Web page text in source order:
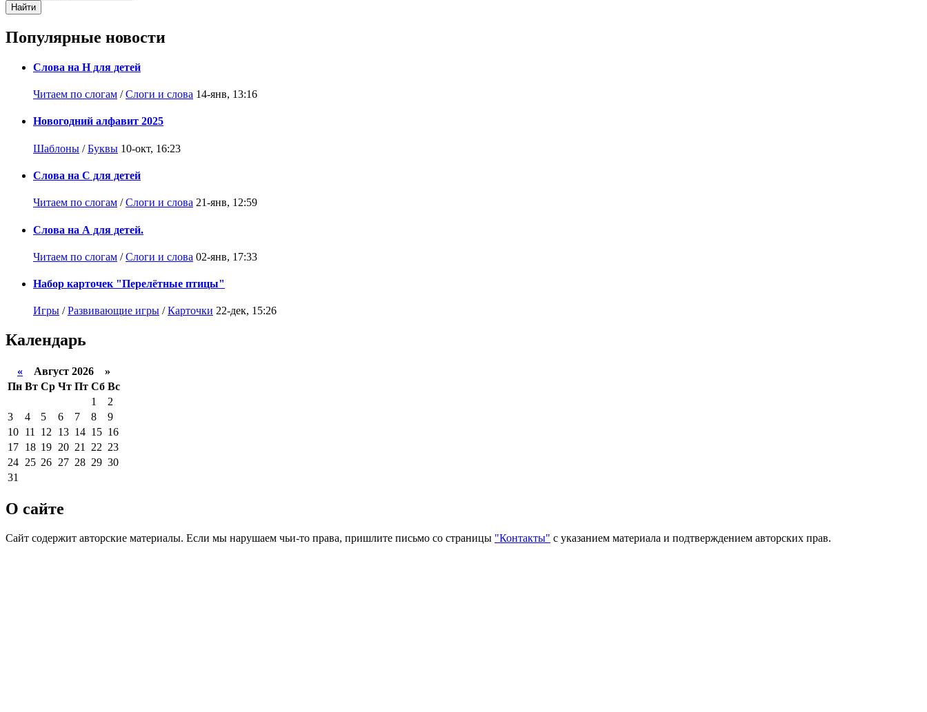
Найти
Популярные новости
Слова на Н для детей
Читаем по слогам /Слоги и слова 14-янв, 13:16
Новогодний алфавит 2025
Шаблоны /Буквы 10-окт, 16:23
Слова на С для детей
Читаем по слогам /Слоги и слова 21-янв, 12:59
Слова на А для детей.
Читаем по слогам /Слоги и слова 02-янв, 17:33
Набор карточек "Перелётные птицы"
Игры /Развивающие игры /Карточки 22-дек, 15:26
Календарь
« Август 2026 »
Пн Вт Ср Чт Пт Сб Вс
1
2
3
4 5 6 7 8
9
10 11 12 13 14 15 16
17 18 19 20 21 22 23
24 25 26 27 28 29 30
31
О сайте
Сайт содержит авторские материалы. Если мы нарушаем чьи-то права, пришлите письмо со страницы "Контакты" с указанием материала и подтверждением авторских прав.